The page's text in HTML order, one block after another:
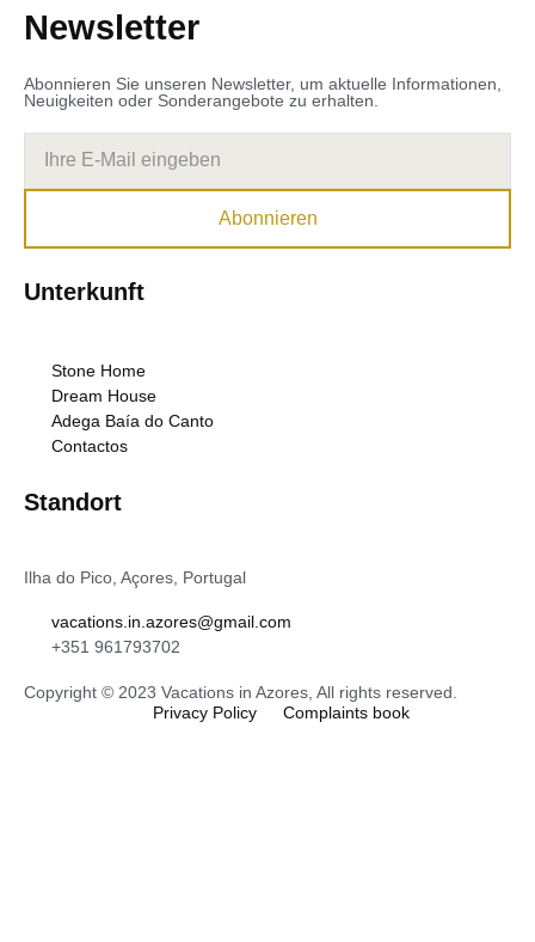
Newsletter
Abonnieren Sie unseren Newsletter, um aktuelle Informationen,
Neuigkeiten oder Sonderangebote zu erhalten.
Abonnieren
Unterkunft
Stone Home
Dream House
Adega Baía do Canto
Contactos
Standort
Ilha do Pico, Açores, Portugal
vacations.in.azores@gmail.com
+351 961793702
Copyright © 2023 Vacations in Azores, All rights reserved.
Privacy Policy
Complaints book